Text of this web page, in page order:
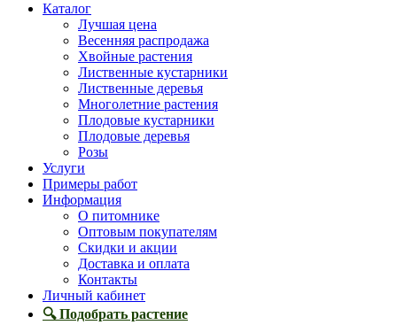
Каталог
Лучшая цена
Весенняя распродажа
Хвойные растения
Лиственные кустарники
Лиственные деревья
Многолетние растения
Плодовые кустарники
Плодовые деревья
Розы
Услуги
Примеры работ
Информация
О питомнике
Оптовым покупателям
Скидки и акции
Доставка и оплата
Контакты
Личный кабинет
🔍 Подобрать растение